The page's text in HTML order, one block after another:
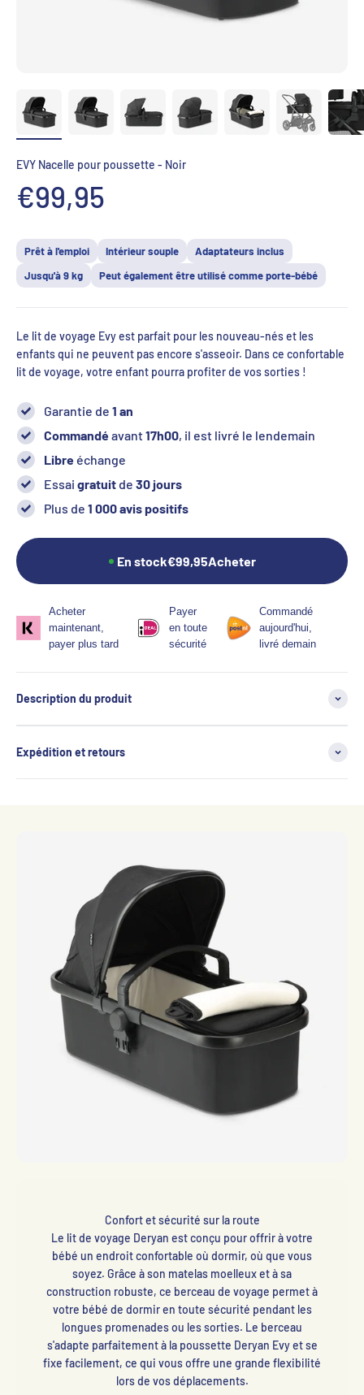
EVY Nacelle pour poussette - Noir
Aanbiedingsprijs
€99,95
Prêt à l'emploi Intérieur souple
Adaptateurs inclus
Jusqu'à 9 kg
Peut également être utilisé comme porte-bébé
Le lit de voyage Evy est parfait pour les nouveau-nés et les
enfants qui ne peuvent pas encore s'asseoir. Dans ce confortable
lit de voyage, votre enfant pourra profiter de vos sorties !
Garantie de 1 an
Commandéavant17h00, il est livré le lendemain
Libre échange
Essai gratuit de 30 jours
Plus de 1 000 avis positifs
En stock€99,95Acheter
Acheter
maintenant,
payer plus tard
Payer
en toute
sécurité
Commandé
aujourd'hui,
livré demain
Description du produit
Expédition et retours
Confort et sécurité sur la route
Le lit de voyage Deryan est conçu pour offrir à votre
bébé un endroit confortable où dormir, où que vous
soyez. Grâce à son matelas moelleux et à sa
construction robuste, ce berceau de voyage permet à
votre bébé de dormir en toute sécurité pendant les
longues promenades ou les sorties. Le berceau
s'adapte parfaitement à la poussette Deryan Evy et se
fixe facilement, ce qui vous offre une grande flexibilité
lors de vos déplacements.